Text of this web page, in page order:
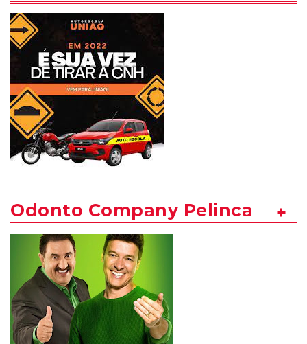
Odonto Company Pelinca